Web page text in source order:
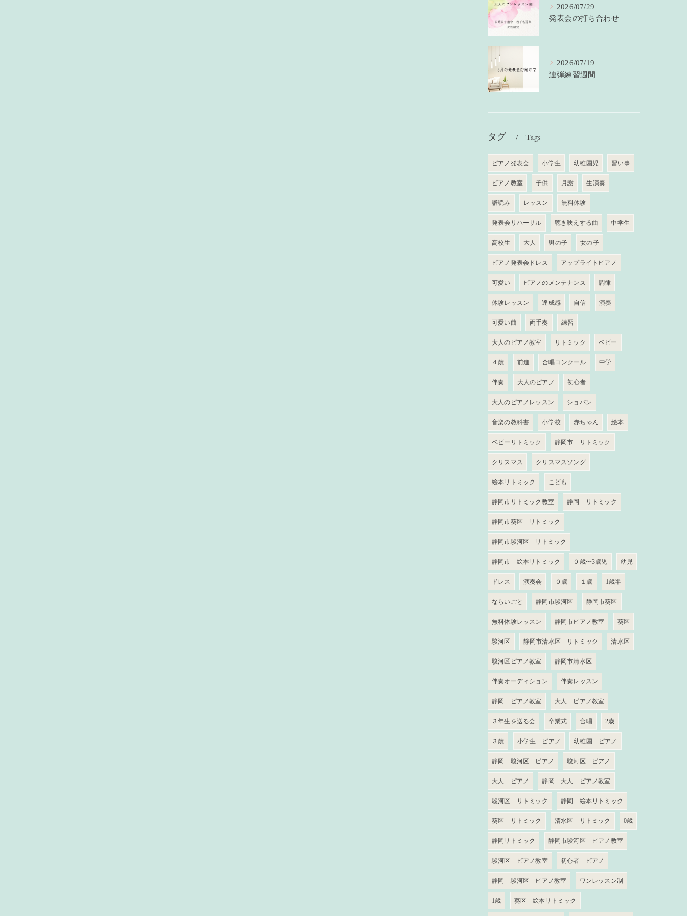
2026/07/29
発表会の打ち合わせ
2026/07/19
連弾練習週間
タグ Tags
ピアノ発表会 小学生 幼稚園児 習い事
ピアノ教室 子供 月謝 生演奏
譜読み レッスン 無料体験
発表会リハーサル 聴き映えする曲 中学生
高校生 大人 男の子 女の子
ピアノ発表会ドレス アップライトピアノ
可愛い ピアノのメンテナンス 調律
体験レッスン 達成感 自信 演奏
可愛い曲 両手奏 練習
大人のピアノ教室 リトミック ベビー
４歳 前進 合唱コンクール 中学
伴奏 大人のピアノ 初心者
大人のピアノレッスン ショパン
音楽の教科書 小学校 赤ちゃん 絵本
ベビーリトミック 静岡市 リトミック
クリスマス クリスマスソング
絵本リトミック こども
静岡市リトミック教室 静岡 リトミック
静岡市葵区 リトミック
静岡市駿河区 リトミック
静岡市 絵本リトミック ０歳〜3歳児 幼児
ドレス 演奏会 ０歳 １歳 1歳半
ならいごと 静岡市駿河区 静岡市葵区
無料体験レッスン 静岡市ピアノ教室 葵区
駿河区 静岡市清水区 リトミック 清水区
駿河区ピアノ教室 静岡市清水区
伴奏オーディション 伴奏レッスン
静岡 ピアノ教室 大人 ピアノ教室
３年生を送る会 卒業式 合唱 2歳
３歳 小学生 ピアノ 幼稚園 ピアノ
静岡 駿河区 ピアノ 駿河区 ピアノ
大人 ピアノ 静岡 大人 ピアノ教室
駿河区 リトミック 静岡 絵本リトミック
葵区 リトミック 清水区 リトミック 0歳
静岡リトミック 静岡市駿河区 ピアノ教室
駿河区 ピアノ教室 初心者 ピアノ
静岡 駿河区 ピアノ教室 ワンレッスン制
1歳 葵区 絵本リトミック